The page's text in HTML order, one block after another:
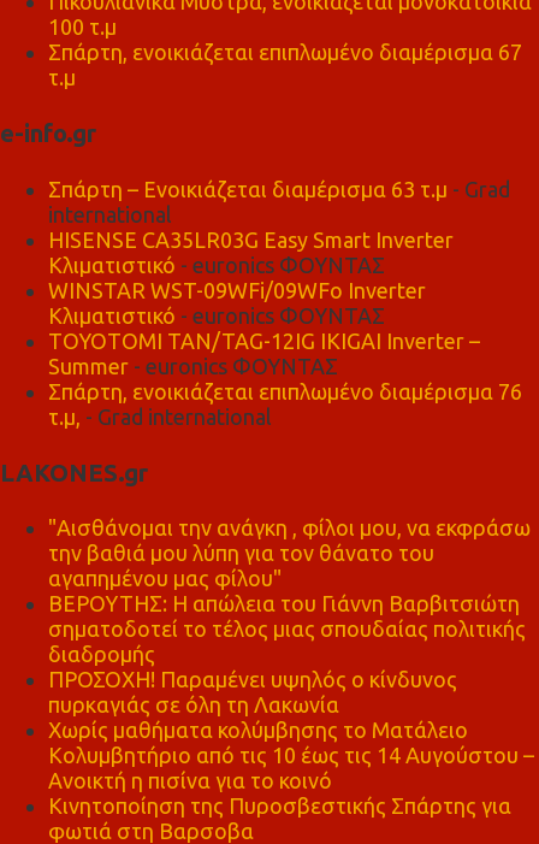
100 τ.μ
Σπάρτη, ενοικιάζεται επιπλωμένο διαμέρισμα 67
τ.μ
e-info.gr
Σπάρτη – Ενοικιάζεται διαμέρισμα 63 τ.μ - Grad
international
HISENSE CA35LR03G Easy Smart Inverter
Κλιματιστικό - euronics ΦΟΥΝΤΑΣ
WINSTAR WST-09WFi/09WFo Inverter
Κλιματιστικό - euronics ΦΟΥΝΤΑΣ
TOYOTOMI TAN/TAG-12IG IKIGAI Inverter –
Summer - euronics ΦΟΥΝΤΑΣ
Σπάρτη, ενοικιάζεται επιπλωμένο διαμέρισμα 76
τ.μ, - Grad international
LAKONES.gr
"Αισθάνομαι την ανάγκη , φίλοι μου, να εκφράσω
την βαθιά μου λύπη για τον θάνατο του
αγαπημένου μας φίλου"
ΒΕΡΟΥΤΗΣ: Η απώλεια του Γιάννη Βαρβιτσιώτη
σηματοδοτεί το τέλος μιας σπουδαίας πολιτικής
διαδρομής
ΠΡΟΣΟΧΗ! Παραμένει υψηλός ο κίνδυνος
πυρκαγιάς σε όλη τη Λακωνία
Χωρίς μαθήματα κολύμβησης το Ματάλειο
Κολυμβητήριο από τις 10 έως τις 14 Αυγούστου –
Ανοικτή η πισίνα για το κοινό
Κινητοποίηση της Πυροσβεστικής Σπάρτης για
φωτιά στη Βαρσοβα